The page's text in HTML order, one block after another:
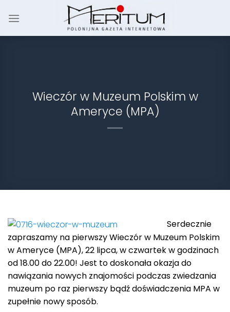
Wieczór w Muzeum Polskim w
Ameryce (MPA)
Serdecznie
zapraszamy na pierwszy Wieczór w Muzeum Polskim
w Ameryce (MPA), 22 lipca, w czwartek w godzinach
od 18.00 do 22.00! Jest to doskonała okazja do
nawiązania nowych znajomości podczas zwiedzania
muzeum po raz pierwszy bądź doświadczenia MPA w
zupełnie nowy sposób.